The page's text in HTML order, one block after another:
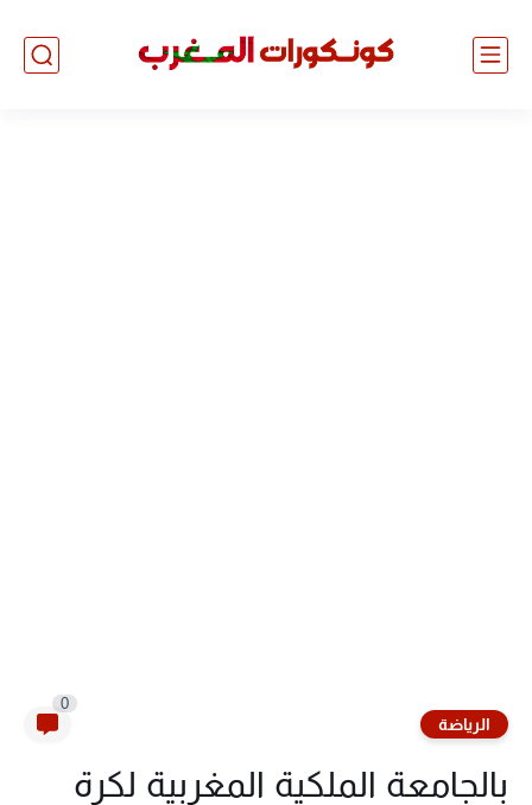
الرياضة
0
بالجامعة الملكية المغربية لكرة